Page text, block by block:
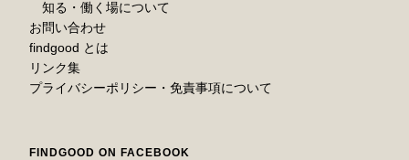
知る・働く場について
お問い合わせ
findgood とは
リンク集
プライバシーポリシー・免責事項について
FINDGOOD ON FACEBOOK